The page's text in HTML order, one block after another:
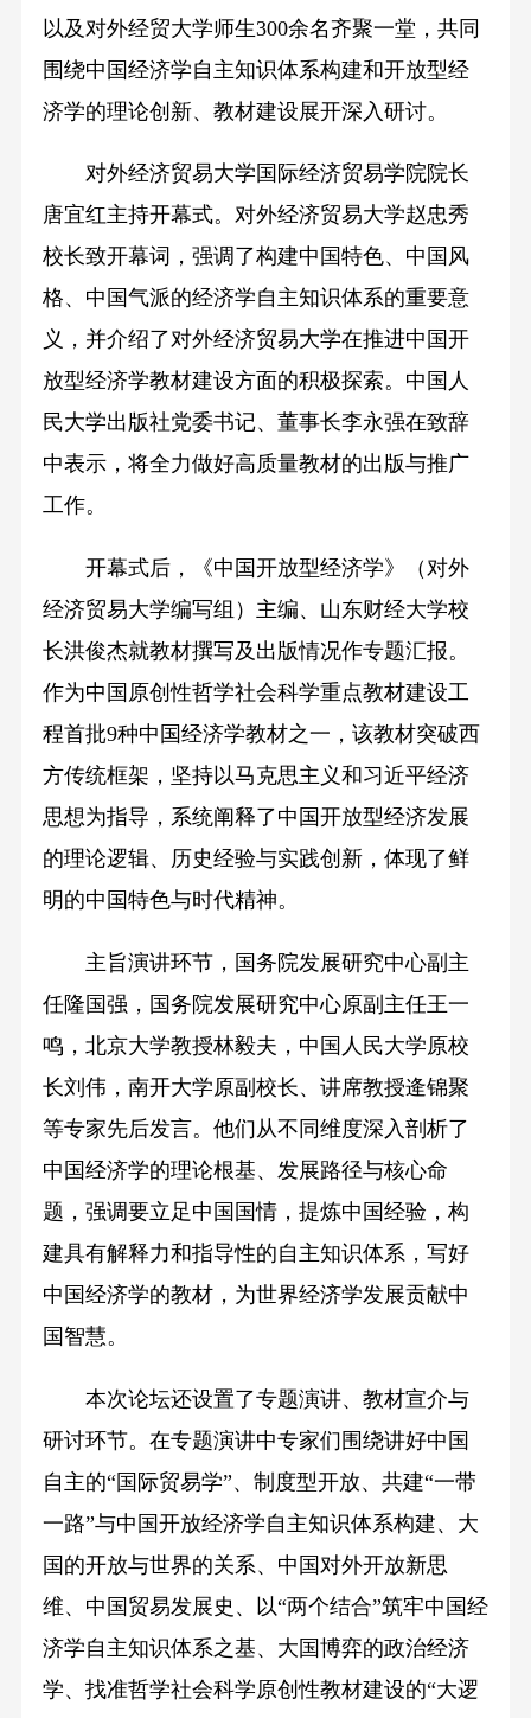
以及对外经贸大学师生300余名齐聚一堂，共同
围绕中国经济学自主知识体系构建和开放型经
济学的理论创新、教材建设展开深入研讨。
对外经济贸易大学国际经济贸易学院院长
唐宜红主持开幕式。对外经济贸易大学赵忠秀
校长致开幕词，强调了构建中国特色、中国风
格、中国气派的经济学自主知识体系的重要意
义，并介绍了对外经济贸易大学在推进中国开
放型经济学教材建设方面的积极探索。中国人
民大学出版社党委书记、董事长李永强在致辞
中表示，将全力做好高质量教材的出版与推广
工作。
开幕式后，《中国开放型经济学》（对外
经济贸易大学编写组）主编、山东财经大学校
长洪俊杰就教材撰写及出版情况作专题汇报。
作为中国原创性哲学社会科学重点教材建设工
程首批9种中国经济学教材之一，该教材突破西
方传统框架，坚持以马克思主义和习近平经济
思想为指导，系统阐释了中国开放型经济发展
的理论逻辑、历史经验与实践创新，体现了鲜
明的中国特色与时代精神。
主旨演讲环节，国务院发展研究中心副主
任隆国强，国务院发展研究中心原副主任王一
鸣，北京大学教授林毅夫，中国人民大学原校
长刘伟，南开大学原副校长、讲席教授逄锦聚
等专家先后发言。他们从不同维度深入剖析了
中国经济学的理论根基、发展路径与核心命
题，强调要立足中国国情，提炼中国经验，构
建具有解释力和指导性的自主知识体系，写好
中国经济学的教材，为世界经济学发展贡献中
国智慧。
本次论坛还设置了专题演讲、教材宣介与
研讨环节。在专题演讲中专家们围绕讲好中国
自主的“国际贸易学”、制度型开放、共建“一带
一路”与中国开放经济学自主知识体系构建、大
国的开放与世界的关系、中国对外开放新思
维、中国贸易发展史、以“两个结合”筑牢中国经
济学自主知识体系之基、大国博弈的政治经济
学、找准哲学社会科学原创性教材建设的“大逻